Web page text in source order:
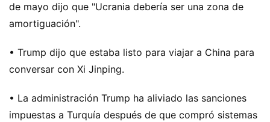
de mayo dijo que "Ucrania debería ser una zona de
amortiguación".
• Trump dijo que estaba listo para viajar a China para
conversar con Xi Jinping.
• La administración Trump ha aliviado las sanciones
impuestas a Turquía después de que compró sistemas